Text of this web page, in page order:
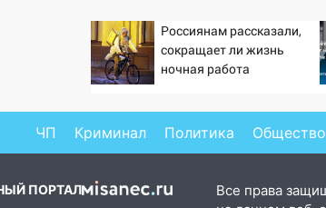
после
проверки
на
переходах
Гая в
на 50-
Россиянам рассказали,
сокращает ли жизнь
ночная работа
ЧП Криминал Политика Общество
ПОРТАЛ
Все права